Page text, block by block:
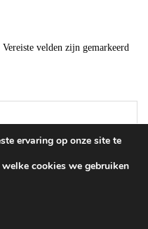
Vereiste velden zijn gemarkeerd
ervaring op onze site te
cookies we gebruiken